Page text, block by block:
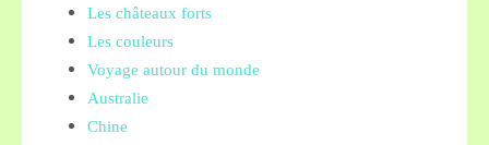
Les châteaux forts
Les couleurs
Voyage autour du monde
Australie
Chine